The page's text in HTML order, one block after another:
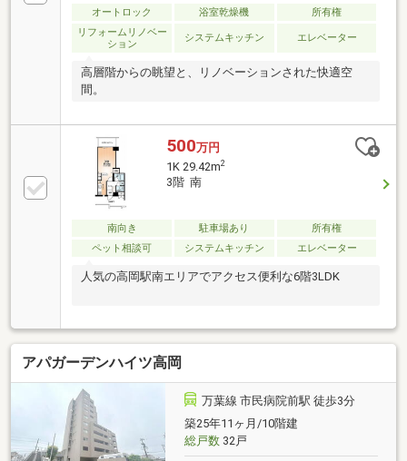
オートロック 浴室乾燥機
所有権
リフォームリノベー
ション
システムキッチン エレベーター
高層階からの眺望と、リノベーションされた快適空
間。
500万円
1K 29.42m2
3階 南
南向き 駐車場あり
所有権
ペット相談可
システムキッチン エレベーター
人気の高岡駅南エリアでアクセス便利な6階3LDK
アパガーデンハイツ高岡
万葉線 市民病院前駅 徒歩3分
築25年11ヶ月/10階建
総戸数32戸